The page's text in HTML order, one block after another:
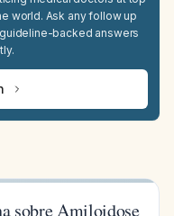
world. Ask any follow up
backed answers
sobre Amiloidose